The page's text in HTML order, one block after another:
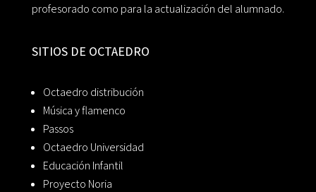
profesorado como para la actualización del alumnado.
SITIOS DE OCTAEDRO
Octaedro distribución
Música y flamenco
Passos
Octaedro Universidad
Educación Infantil
Proyecto Noria